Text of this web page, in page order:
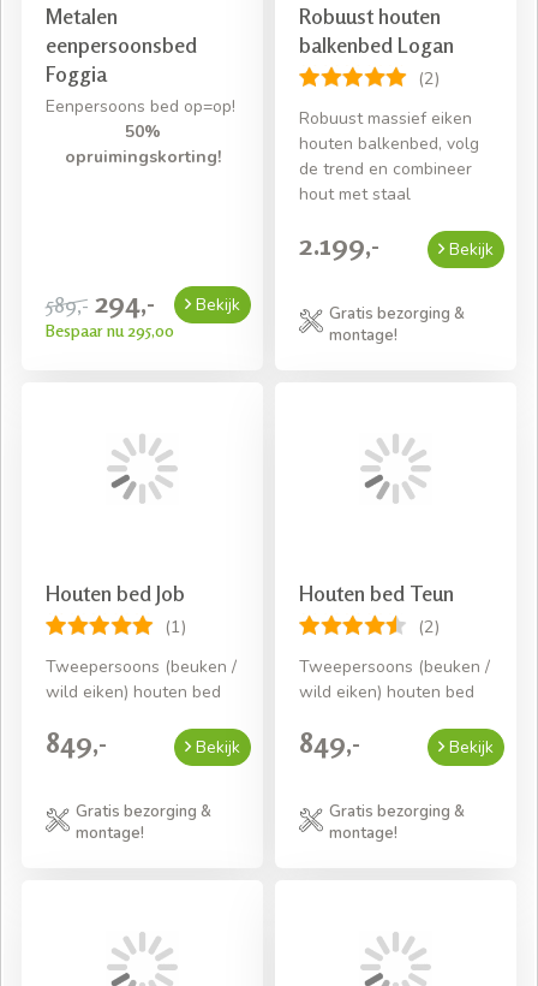
Metalen
eenpersoonsbed
Foggia
Eenpersoons bed op=op!
50%
opruimingskorting!
589,- 294,-
Bespaar nu 295,00
Bekijk
Robuust houten
balkenbed Logan
(2)
Robuust massief eiken
houten balkenbed, volg
de trend en combineer
hout met staal
2.199,- Bekijk
Gratis bezorging &
montage!
Houten bed Job
(1)
Tweepersoons (beuken /
wild eiken) houten bed
849,- Bekijk
Gratis bezorging &
montage!
Houten bed Teun
(2)
Tweepersoons (beuken /
wild eiken) houten bed
849,- Bekijk
Gratis bezorging &
montage!